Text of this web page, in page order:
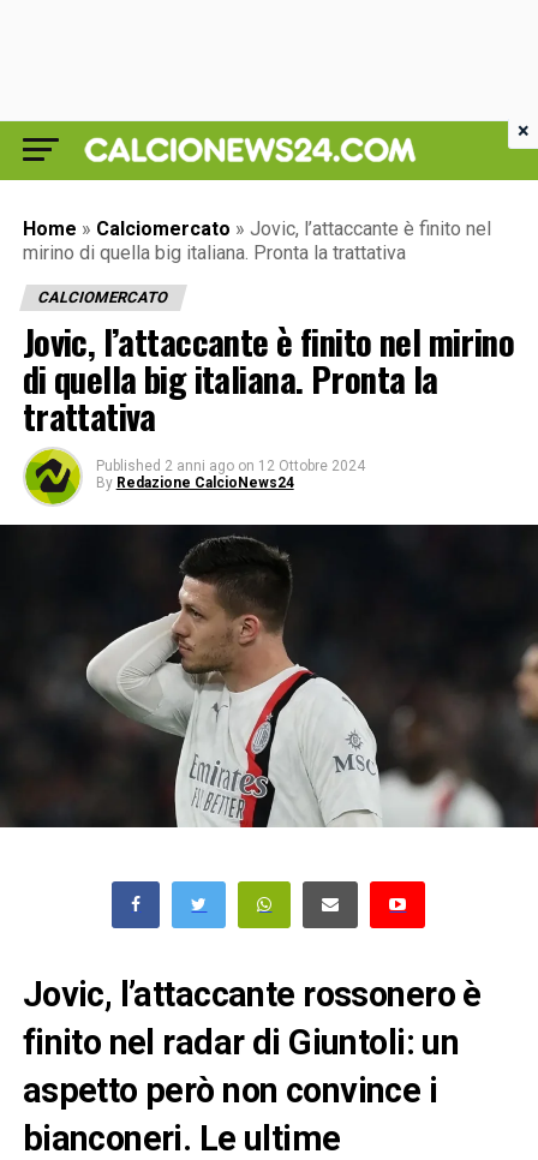
Home » Calciomercato » Jovic, l’attaccante è finito nel
mirino di quella big italiana. Pronta la trattativa
CALCIOMERCATO
Jovic, l’attaccante è finito nel mirino
di quella big italiana. Pronta la
trattativa
Published 2 anni ago on 12 Ottobre 2024
By Redazione CalcioNews24
Jovic, l’attaccante rossonero è
finito nel radar di Giuntoli: un
aspetto però non convince i
bianconeri. Le ultime
×